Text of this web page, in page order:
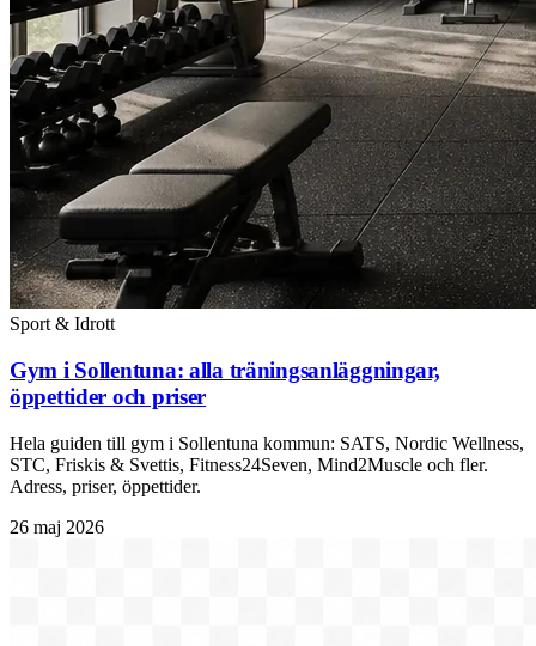
Sport & Idrott
Gym i Sollentuna: alla träningsanläggningar,
öppettider och priser
Hela guiden till gym i Sollentuna kommun: SATS, Nordic Wellness,
STC, Friskis & Svettis, Fitness24Seven, Mind2Muscle och fler.
Adress, priser, öppettider.
26 maj 2026